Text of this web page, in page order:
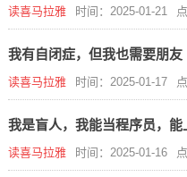
读喜马拉雅 时间：2025-01-21
我有自闭症，但我也需要朋友
读喜马拉雅 时间：2025-01-17
我是盲人，我能当程序员，
读喜马拉雅 时间：2025-01-16